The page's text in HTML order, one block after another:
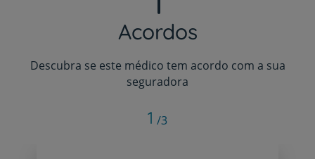
Acordos
Descubra se este médico tem acordo com a sua
seguradora
1 /3